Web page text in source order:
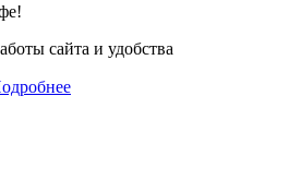
сайта и удобства